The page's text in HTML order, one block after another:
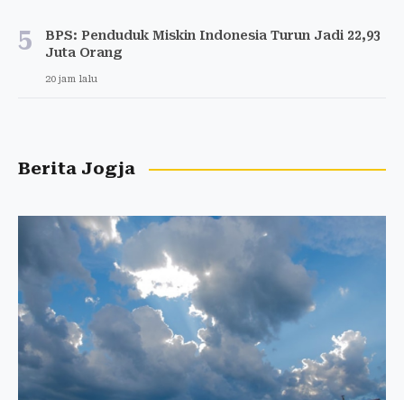
5
BPS: Penduduk Miskin Indonesia Turun Jadi 22,93
Juta Orang
20 jam lalu
Berita Jogja